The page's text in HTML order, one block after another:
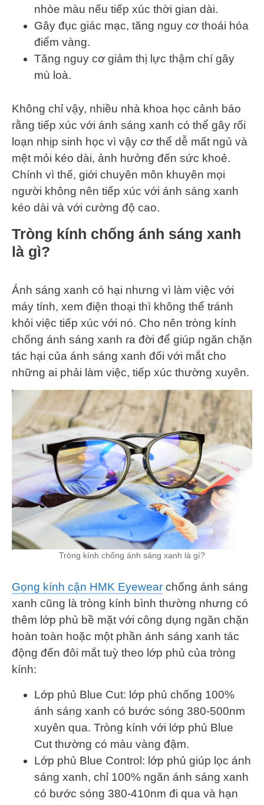
nhòe màu nếu tiếp xúc thời gian dài.
Gây đục giác mạc, tăng nguy cơ thoái hóa
điểm vàng.
Tăng nguy cơ giảm thị lực thậm chí gây
mù loà.
Không chỉ vậy, nhiều nhà khoa học cảnh báo
rằng tiếp xúc với ánh sáng xanh có thể gây rối
loạn nhịp sinh học vì vậy cơ thể dễ mất ngủ và
mệt mỏi kéo dài, ảnh hưởng đến sức khoẻ.
Chính vì thế, giới chuyên môn khuyên mọi
người không nên tiếp xúc với ánh sáng xanh
kéo dài và với cường độ cao.
Tròng kính chống ánh sáng xanh
là gì?
Ánh sáng xanh có hại nhưng vì làm việc với
máy tính, xem điện thoại thì không thể tránh
khỏi việc tiếp xúc với nó. Cho nên tròng kính
chống ánh sáng xanh ra đời để giúp ngăn chặn
tác hại của ánh sáng xanh đối với mắt cho
những ai phải làm việc, tiếp xúc thường xuyên.
Tròng kính chống ánh sáng xanh là gì?
Gọng kính cận HMK Eyewear chống ánh sáng
xanh cũng là tròng kính bình thường nhưng có
thêm lớp phủ bề mặt với công dụng ngăn chặn
hoàn toàn hoặc một phần ánh sáng xanh tác
động đến đôi mắt tuỳ theo lớp phủ của tròng
kính:
Lớp phủ Blue Cut: lớp phủ chống 100%
ánh sáng xanh có bước sóng 380-500nm
xuyên qua. Tròng kính với lớp phủ Blue
Cut thường có màu vàng đậm.
Lớp phủ Blue Control: lớp phủ giúp lọc ánh
sáng xanh, chỉ 100% ngăn ánh sáng xanh
có bước sóng 380-410nm đi qua và hạn